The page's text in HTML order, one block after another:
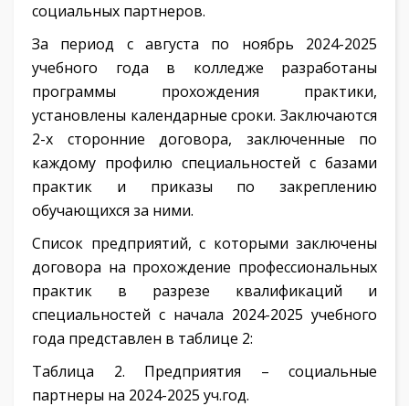
социальных партнеров.
За период с августа по ноябрь 2024-2025
учебного года в колледже разработаны
программы прохождения практики,
установлены календарные сроки. Заключаются
2-х сторонние договора, заключенные по
каждому профилю специальностей с базами
практик и приказы по закреплению
обучающихся за ними.
Список предприятий, с которыми заключены
договора на прохождение профессиональных
практик в разрезе квалификаций и
специальностей с начала 2024-2025 учебного
года представлен в таблице 2:
Таблица 2. Предприятия – социальные
партнеры на 2024-2025 уч.год.